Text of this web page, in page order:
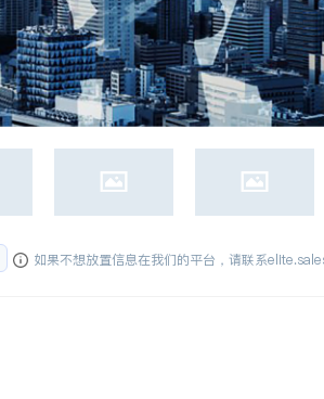
如果不想放置信息在我们的平台，请联系